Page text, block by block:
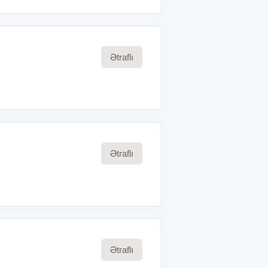
Ətraflı
Ətraflı
Ətraflı